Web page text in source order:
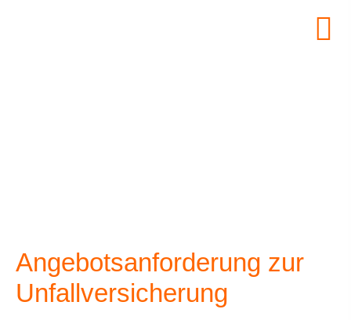
Angebotsanforderung zur
Unfall­ver­si­che­rung